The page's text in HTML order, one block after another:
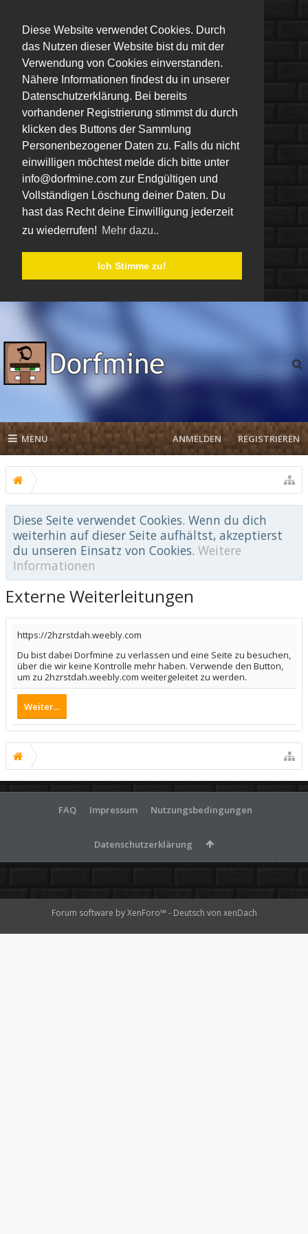
Diese Website verwendet Cookies. Durch
das Nutzen dieser Website bist du mit der
Verwendung von Cookies einverstanden.
Nähere Informationen findest du in unserer
Datenschutzerklärung. Bei bereits
vorhandener Registrierung stimmst du durch
klicken des Buttons der Sammlung
Personenbezogener Daten zu. Falls du nicht
einwilligen möchtest melde dich bitte unter
info@dorfmine.com zur Endgültigen und
Vollständigen Löschung deiner Daten. Du
hast das Recht deine Einwilligung jederzeit
zu wiederrufen! Mehr dazu..
Ich Stimme zu!
MENU ANMELDEN REGISTRIEREN
Diese Seite verwendet Cookies. Wenn du dich
weiterhin auf dieser Seite aufhältst, akzeptierst
du unseren Einsatz von Cookies. Weitere
Informationen
Externe Weiterleitungen
https://2hzrstdah.weebly.com
Du bist dabei Dorfmine zu verlassen und eine Seite zu besuchen,
über die wir keine Kontrolle mehr haben. Verwende den Button,
um zu 2hzrstdah.weebly.com weitergeleitet zu werden.
Weiter...
FAQ Impressum Nutzungsbedingungen
Datenschutzerklärung
Forum software by XenForo™ - Deutsch von xenDach